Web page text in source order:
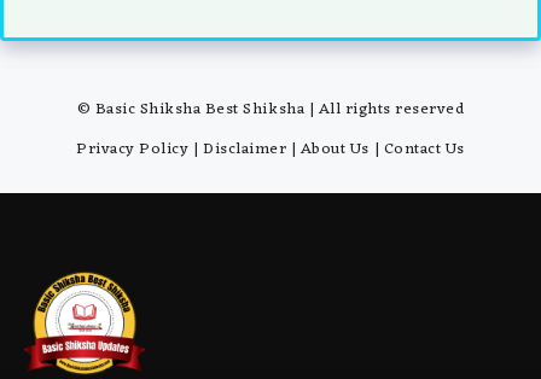
© Basic Shiksha Best Shiksha | All rights reserved
Privacy Policy |Disclaimer | About Us | Contact Us